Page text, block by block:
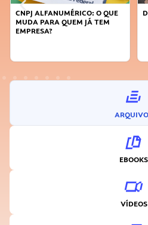
DICAS PARA OBTER CRÉDITO
EBOOKS
VÍDEOS